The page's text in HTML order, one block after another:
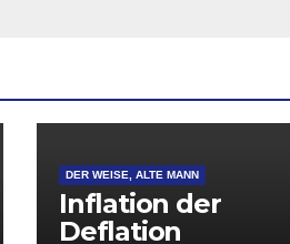
DER WEISE, ALTE MANN
Inflation der
Deflation